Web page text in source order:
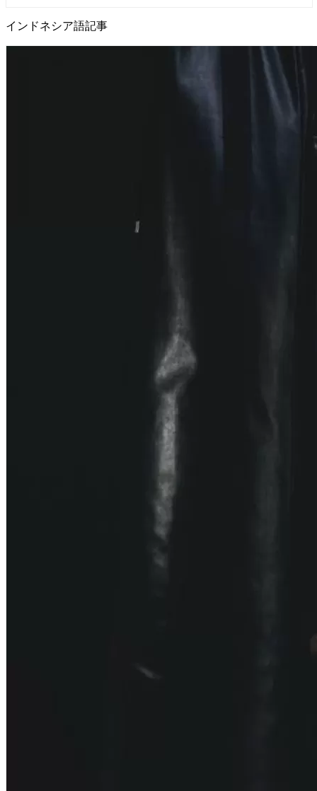
インドネシア語記事